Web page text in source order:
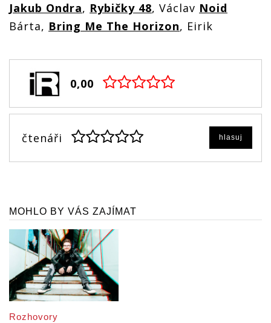
Jakub Ondra, Rybičky 48, Václav Noid
Bárta, Bring Me The Horizon, Eirik
0,00
čtenáři hlasuj
MOHLO BY VÁS ZAJÍMAT
Rozhovory